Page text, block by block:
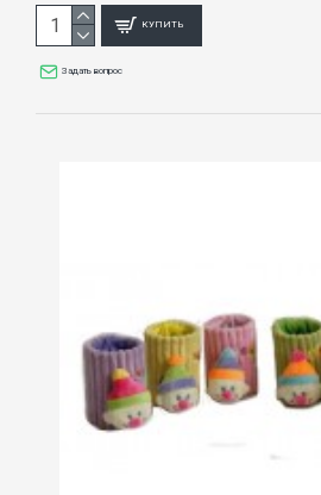
КУПИТЬ
Задать вопрос